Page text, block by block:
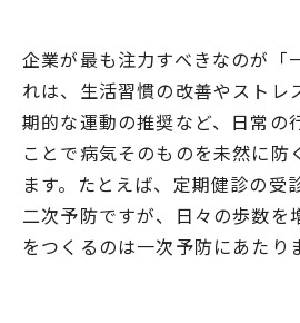
企業が最も注力すべきなのが「
れは、生活習慣の改善やストレ
期的な運動の推奨など、日常の
ことで病気そのものを未然に防
ます。たとえば、定期健診の受
二次予防ですが、日々の歩数を
をつくるのは一次予防にあたり